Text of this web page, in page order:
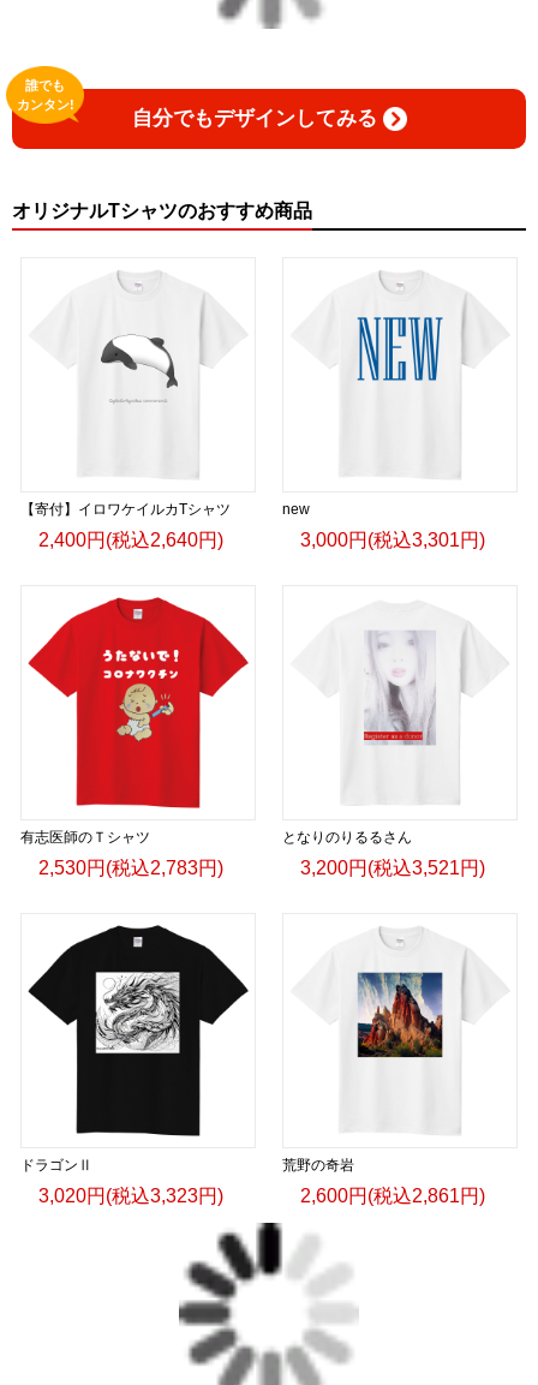
自分でもデザインしてみる
誰でも
カンタン!
オリジナルTシャツのおすすめ商品
【寄付】イロワケイルカTシャツ
2,400円(税込2,640円)
new
3,000円(税込3,301円)
有志医師のＴシャツ
2,530円(税込2,783円)
となりのりるるさん
3,200円(税込3,521円)
ドラゴンⅡ
3,020円(税込3,323円)
荒野の奇岩
2,600円(税込2,861円)